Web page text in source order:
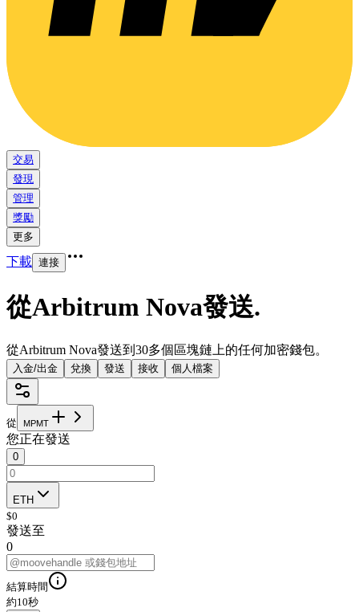
交易
發現
管理
獎勵
更多
下載 連接
從Arbitrum Nova發送.
從Arbitrum Nova發送到30多個區塊鏈上的任何加密錢包。
入金/出金 兌換 發送 接收 個人檔案
從 MPMT
您正在發送
0
ETH
$0
發送至
0
結算時間
約10秒